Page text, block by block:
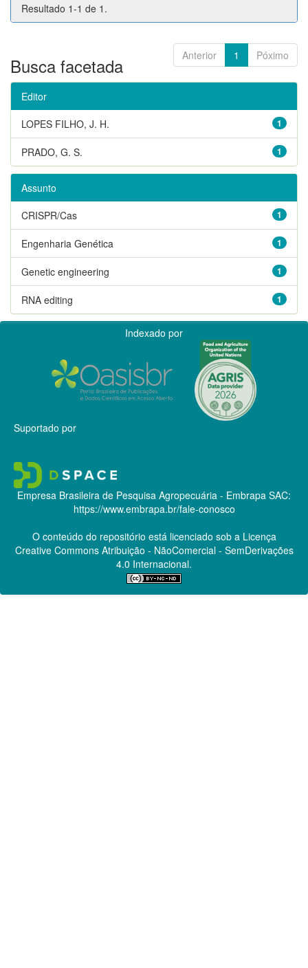
Resultado 1-1 de 1.
Anterior 1 Póximo
Busca facetada
Editor
1
LOPES FILHO, J. H.
1
PRADO, G. S.
Assunto
1
CRISPR/Cas
1
Engenharia Genética
1
Genetic engineering
1
RNA editing
Indexado por
Suportado por
Empresa Brasileira de Pesquisa Agropecuária - Embrapa SAC:
https://www.embrapa.br/fale-conosco
O conteúdo do repositório está licenciado sob a Licença
Creative CommonsAtribuição - NãoComercial - SemDerivações
4.0 Internacional.